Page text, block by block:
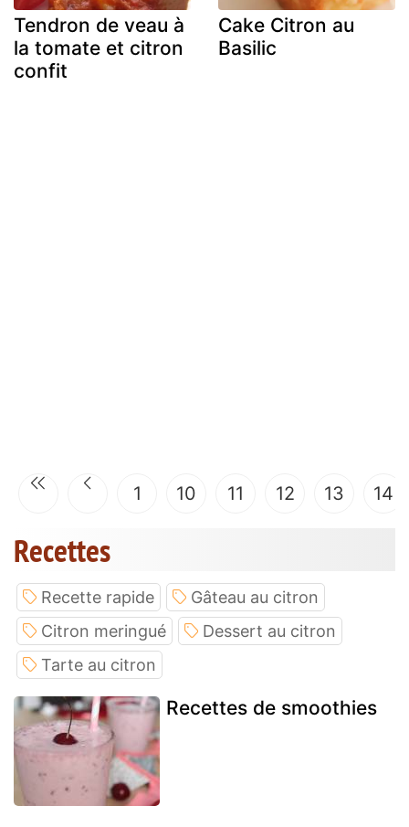
Tendron de veau à
la tomate et citron
confit
Cake Citron au
Basilic
1 10 11 12 13 14
Recettes
Recette rapide
Gâteau au citron
Citron meringué
Dessert au citron
Tarte au citron
Recettes de smoothies